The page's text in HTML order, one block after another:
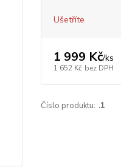
Ušetříte
1 999 Kč/ks
1 652 Kč bez DPH
Číslo produktu: .1